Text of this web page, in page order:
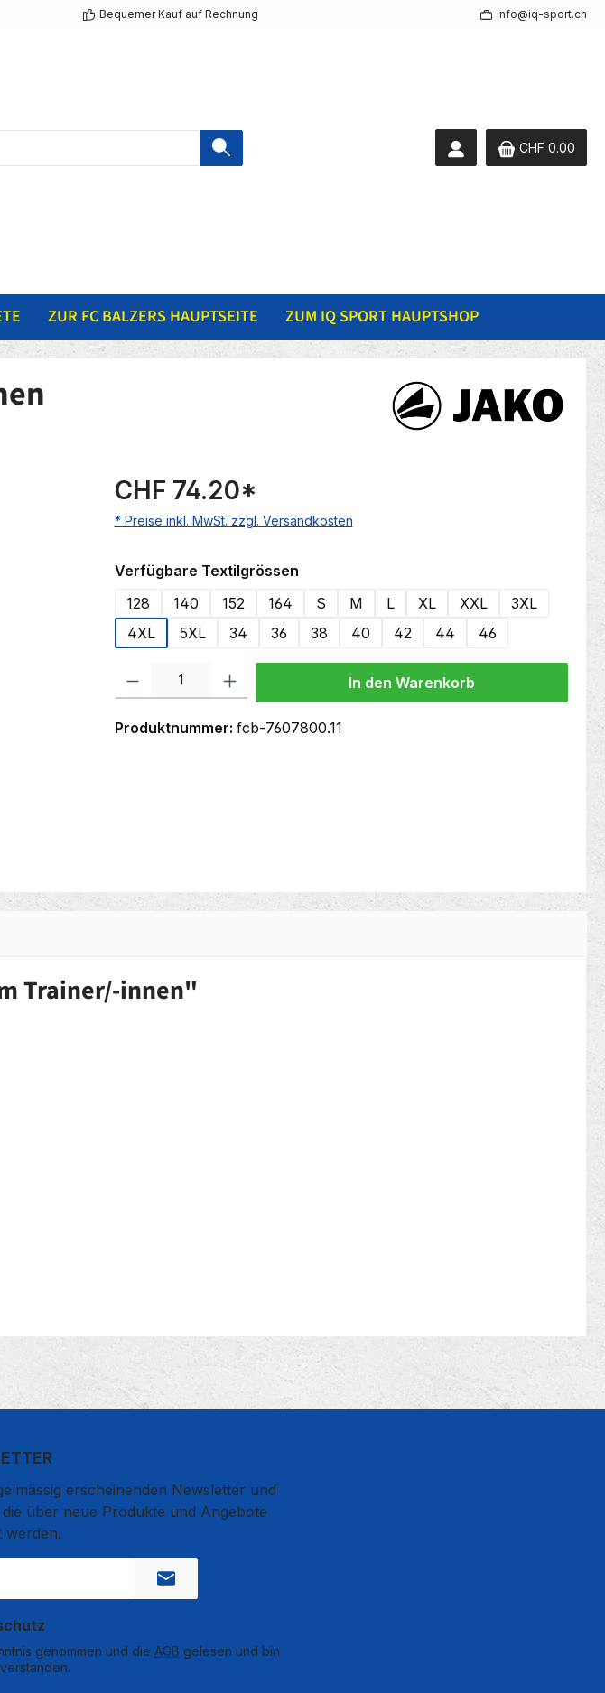
Bequemer Kauf auf Rechnung info@iq-sport.ch
CHF 0.00
ZUR FC BALZERS HAUPTSEITE ZUM IQ SPORT HAUPTSHOP
CHF 74.20*
* Preise inkl. MwSt. zzgl. Versandkosten
Verfügbare Textilgrössenauswählen
128
140 152 164 S M L XL XXL
3XL
4XL
5XL 34 36 38 40 42 44 46
In den Warenkorb
Produktnummer: fcb-7607800.11
Trainer/-innen"
erscheinenden Newsletter und
über neue Produkte und Angebote
werden.
genommen und die AGB gelesen und bin